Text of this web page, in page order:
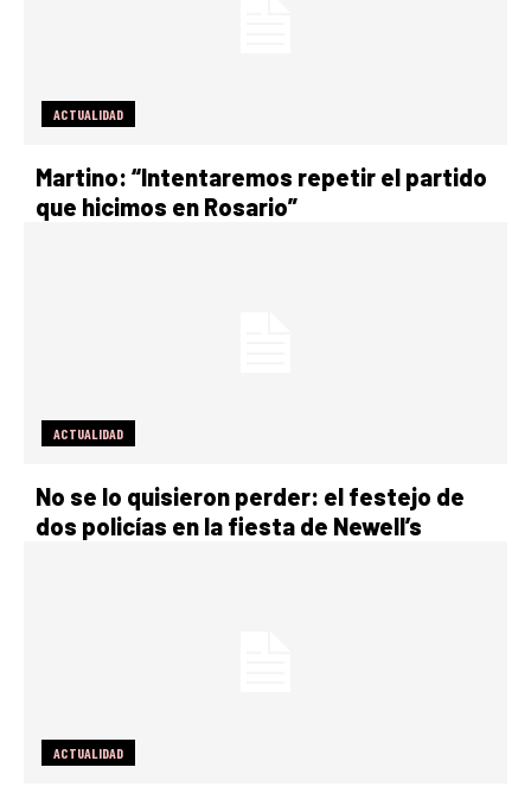
ACTUALIDAD
Martino: “Intentaremos repetir el partido
que hicimos en Rosario”
ACTUALIDAD
No se lo quisieron perder: el festejo de
dos policías en la fiesta de Newell’s
ACTUALIDAD